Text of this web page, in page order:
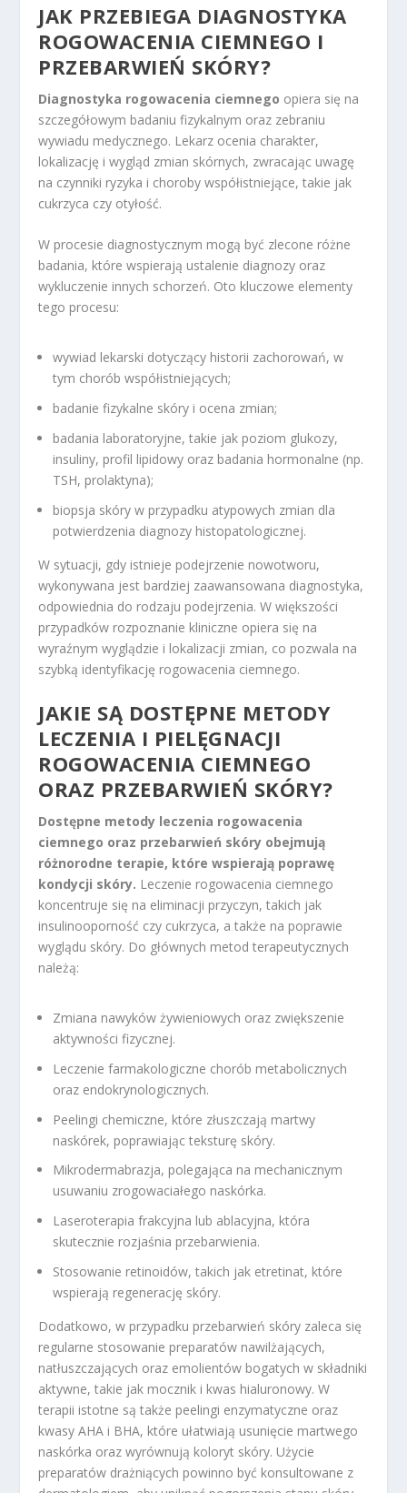
JAK PRZEBIEGA DIAGNOSTYKA
ROGOWACENIA CIEMNEGO I
PRZEBARWIEŃ SKÓRY?
Diagnostyka rogowacenia ciemnego opiera się na
szczegółowym badaniu fizykalnym oraz zebraniu
wywiadu medycznego. Lekarz ocenia charakter,
lokalizację i wygląd zmian skórnych, zwracając uwagę
na czynniki ryzyka i choroby współistniejące, takie jak
cukrzyca czy otyłość.
W procesie diagnostycznym mogą być zlecone różne
badania, które wspierają ustalenie diagnozy oraz
wykluczenie innych schorzeń. Oto kluczowe elementy
tego procesu:
wywiad lekarski dotyczący historii zachorowań, w
tym chorób współistniejących;
badanie fizykalne skóry i ocena zmian;
badania laboratoryjne, takie jak poziom glukozy,
insuliny, profil lipidowy oraz badania hormonalne (np.
TSH, prolaktyna);
biopsja skóry w przypadku atypowych zmian dla
potwierdzenia diagnozy histopatologicznej.
W sytuacji, gdy istnieje podejrzenie nowotworu,
wykonywana jest bardziej zaawansowana diagnostyka,
odpowiednia do rodzaju podejrzenia. W większości
przypadków rozpoznanie kliniczne opiera się na
wyraźnym wyglądzie i lokalizacji zmian, co pozwala na
szybką identyfikację rogowacenia ciemnego.
JAKIE SĄ DOSTĘPNE METODY
LECZENIA I PIELĘGNACJI
ROGOWACENIA CIEMNEGO
ORAZ PRZEBARWIEŃ SKÓRY?
Dostępne metody leczenia rogowacenia
ciemnego oraz przebarwień skóry obejmują
różnorodne terapie, które wspierają poprawę
kondycji skóry. Leczenie rogowacenia ciemnego
koncentruje się na eliminacji przyczyn, takich jak
insulinooporność czy cukrzyca, a także na poprawie
wyglądu skóry. Do głównych metod terapeutycznych
należą:
Zmiana nawyków żywieniowych oraz zwiększenie
aktywności fizycznej.
Leczenie farmakologiczne chorób metabolicznych
oraz endokrynologicznych.
Peelingi chemiczne, które złuszczają martwy
naskórek, poprawiając teksturę skóry.
Mikrodermabrazja, polegająca na mechanicznym
usuwaniu zrogowaciałego naskórka.
Laseroterapia frakcyjna lub ablacyjna, która
skutecznie rozjaśnia przebarwienia.
Stosowanie retinoidów, takich jak etretinat, które
wspierają regenerację skóry.
Dodatkowo, w przypadku przebarwień skóry zaleca się
regularne stosowanie preparatów nawilżających,
natłuszczających oraz emolientów bogatych w składniki
aktywne, takie jak mocznik i kwas hialuronowy. W
terapii istotne są także peelingi enzymatyczne oraz
kwasy AHA i BHA, które ułatwiają usunięcie martwego
naskórka oraz wyrównują koloryt skóry. Użycie
preparatów drażniących powinno być konsultowane z